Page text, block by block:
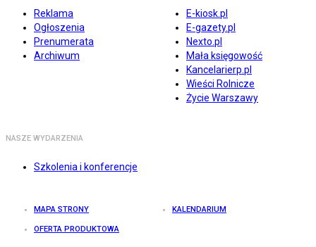
Reklama
Ogłoszenia
Prenumerata
Archiwum
E-kiosk.pl
E-gazety.pl
Nexto.pl
Mała księgowość
Kancelarierp.pl
Wieści Rolnicze
Życie Warszawy
NASZE WYDARZENIA
Szkolenia i konferencje
MAPA STRONY KALENDARIUM
OFERTA PRODUKTOWA